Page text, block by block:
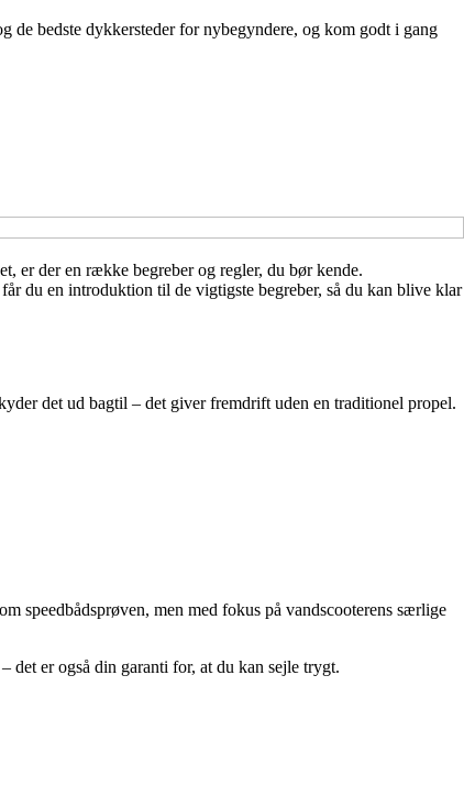
de bedste dykkersteder for nybegyndere, og kom godt i gang
er der en række begreber og regler, du bør kende.
du en introduktion til de vigtigste begreber, så du kan blive klar
det ud bagtil – det giver fremdrift uden en traditionel propel.
speedbådsprøven, men med fokus på vandscooterens særlige
det er også din garanti for, at du kan sejle trygt.